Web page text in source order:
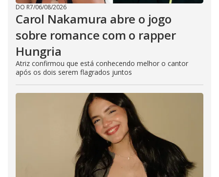
DO R7/06/08/2026
Carol Nakamura abre o jogo
sobre romance com o rapper
Hungria
Atriz confirmou que está conhecendo melhor o cantor
após os dois serem flagrados juntos